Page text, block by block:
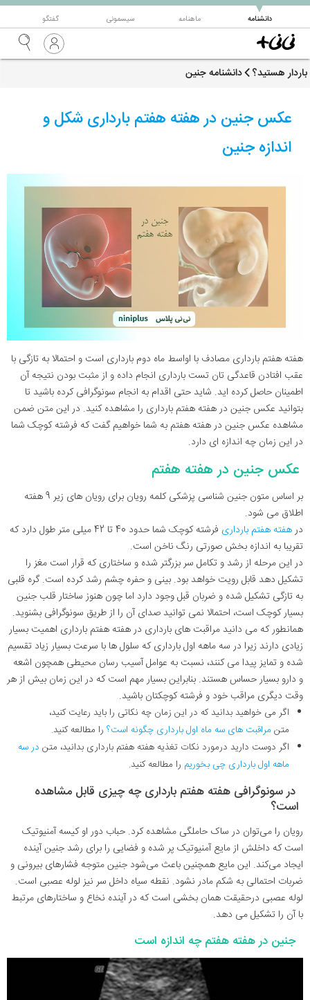
دانشنامه
▼ ماهنامه سیسمونی گفتگو
باردار هستید؟ دانشنامه جنین
عکس جنین در هفته هفتم بارداری شکل و
اندازه جنین
هفته هفتم بارداری مصادف با اواسط ماه دوم بارداری است و احتمالا به تازگی با
عقب افتادن قاعدگی تان تست بارداری انجام داده و از مثبت بودن نتیجه آن
اطمینان حاصل کرده اید. شاید حتی اقدام به انجام سونوگرافی کرده باشید تا
بتوانید عکس جنین در هفته هفتم بارداری را مشاهده کنید. در این متن ضمن
مشاهده عکس جنین در هفته هفتم به شما خواهیم گفت که فرشته کوچک شما
در این زمان چه اندازه ای دارد.
عکس جنین در هفته هفتم
بر اساس متون جنین شناسی پزشکی کلمه رویان برای رویان های زیر 9 هفته
اطلاق می شود.
درهفته هفتم بارداری
فرشته کوچک شما حدود 40 تا 42 میلی متر طول دارد که
تقریبا به اندازه بخش صورتی رنگ ناخن است.
در این مرحله از رشد و تکامل سر بزرگتر شده و ساختاری که قرار است مغز را
تشکیل دهد قابل رویت خواهد بود. بینی و حفره چشم رشد کرده است. گره قلبی
به تازگی تشکیل شده و ضربان قبل وجود دارد اما چون هنوز ساختار قلب جنین
بسیار کوچک است، احتمالا نمی توانید صدای آن را از طریق سونوگرافی بشنوید.
همانطور که می دانید مراقبت های بارداری در هفته هفتم بارداری اهمیت بسیار
زیادی دارند زیرا در سه ماهه اول بارداری که سلول ها با سرعت بسیار زیاد تقسیم
شده و تمایز پیدا می کنند، نسبت به عوامل آسیب رسان محیطی همچون اشعه
و دارو بسیار حساس هستند. بنابراین بسیار مهم است که در این زمان بیش از هر
وقت دیگری مراقب خود و فرشته کوچکتان باشید.
اگر می خواهید بدانید که در این زمان چه نکاتی را باید رعایت کنید،
متن مراقبت های سه ماه اول بارداری چگونه است؟ را مطالعه کنید.
اگر دوست دارید درمورد نکات تغذیه هفته هفتم بارداری بدانید، متن در سه
ماهه اول بارداری چی بخوریم را مطالعه کنید.
در سونوگرافی هفته هفتم بارداری چه چیزی قابل مشاهده
است؟
رویان را می‌توان در ساک حاملگی مشاهده کرد. حباب دور او کیسه آمنیوتیک
است که داخلش از مایع آمنیوتیک پر شده و فضایی را برای رشد جنین آینده
ایجاد می‌کند. این مایع همچنین باعث می‌شود جنین متوجه فشارهای بیرونی و
ضربات احتمالی به شکم مادر نشود. نقطه سیاه داخل سر نیز لوله عصبی است.
لوله عصبی درحقیقت همان بخشی است که در آینده نخاع و ساختارهای مرتبط
با آن را تشکیل می دهد.
جنین در هفته هفتم چه اندازه است